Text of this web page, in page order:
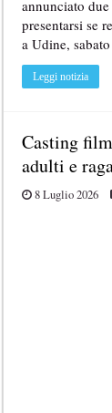
annunciato
presentarsi se
a Udine,
Leggi notizia
Casting
adulti e
8 Luglio 2026